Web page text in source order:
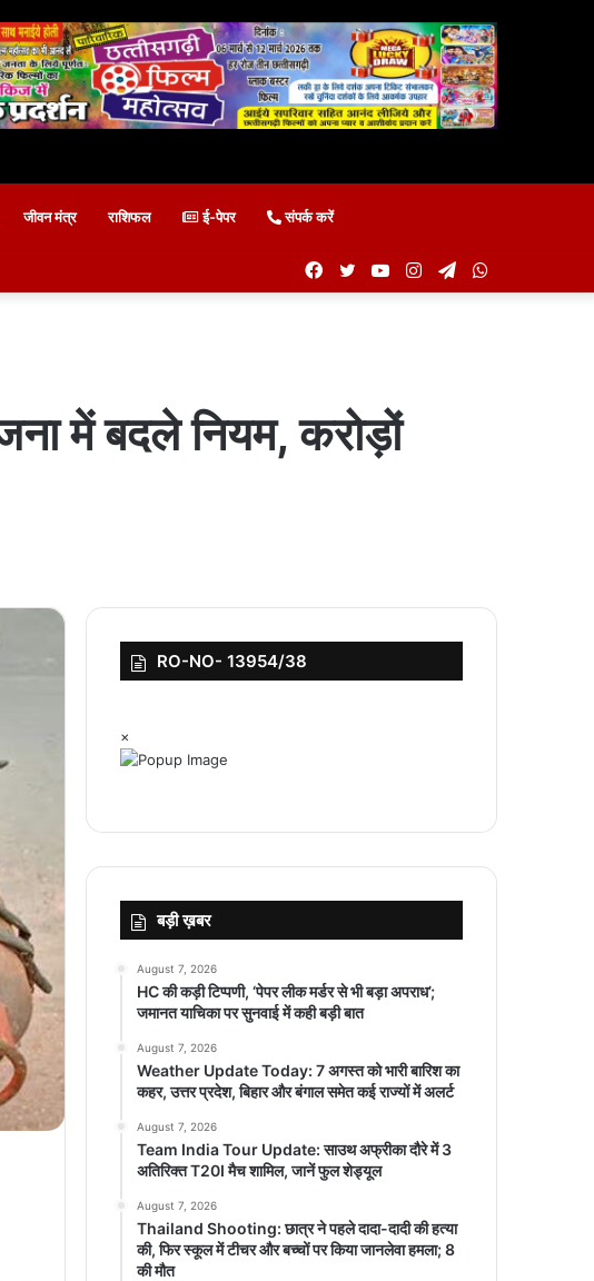
जीवन मंत्र राशिफल ई-पेपर संपर्क करें
Telegram
Instagram
YouTube
Twitter
Facebook
में बदले नियम, करोड़ों
RO-NO- 13954/38
×
बड़ी ख़बर
August 7, 2026
HC की कड़ी टिप्पणी, ‘पेपर लीक मर्डर से भी बड़ा अपराध’;
जमानत याचिका पर सुनवाई में कही बड़ी बात
August 7, 2026
Weather Update Today: 7 अगस्त को भारी बारिश का
कहर, उत्तर प्रदेश, बिहार और बंगाल समेत कई राज्यों में अलर्ट
August 7, 2026
Team India Tour Update: साउथ अफ्रीका दौरे में 3
अतिरिक्त T20I मैच शामिल, जानें फुल शेड्यूल
August 7, 2026
Thailand Shooting: छात्र ने पहले दादा-दादी की हत्या
की, फिर स्कूल में टीचर और बच्चों पर किया जानलेवा हमला; 8
की मौत